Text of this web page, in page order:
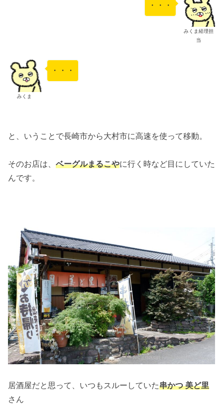
みくま経理担
当
・・・
みくま
・・・
と、いうことで長崎市から大村市に高速を使って移動。
そのお店は、 ベーグルまるこやに行く時など目にしていた
んです。
居酒屋だと思って、いつもスルーしていた串かつ 美ど里
さん